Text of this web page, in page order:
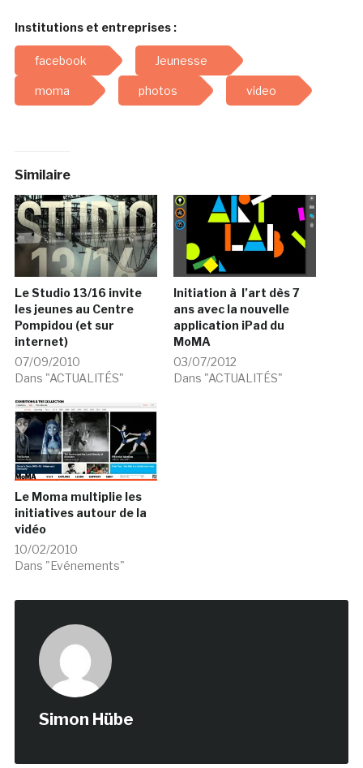
Institutions et entreprises :
facebook Jeunesse
moma photos video
Similaire
Le Studio 13/16 invite
les jeunes au Centre
Pompidou (et sur
internet)
07/09/2010
Dans "ACTUALITÉS"
Initiation à l’art dès 7
ans avec la nouvelle
application iPad du
MoMA
03/07/2012
Dans "ACTUALITÉS"
Le Moma multiplie les
initiatives autour de la
vidéo
10/02/2010
Dans "Evénements"
Simon Hübe